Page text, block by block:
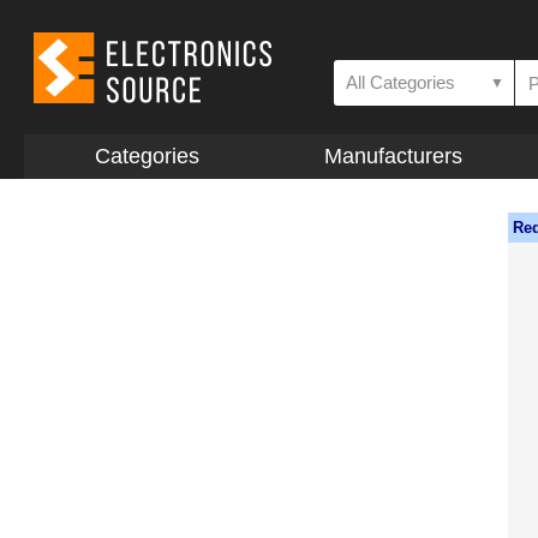
All Categories ▼
Categories Manufacturers